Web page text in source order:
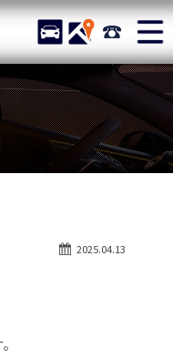
プ メルセデスベ
STOCK ACCESS 043-
在庫リスト
店舗紹介
アクセスマップ
自動車保険2025.04.13